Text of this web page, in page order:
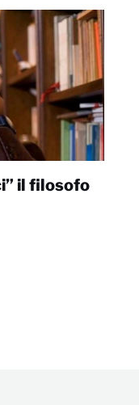
il filosofo